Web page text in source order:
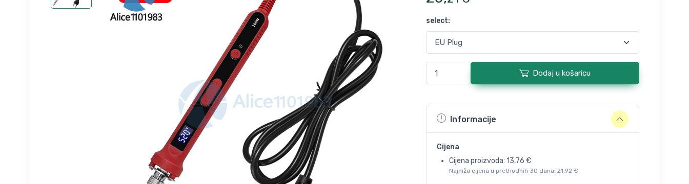
select:
Dodaj u košaricu
Informacije
Cijena
Cijena proizvoda: 13,76 €
Najniža cijena u prethodnih 30 dana: 21,92 €